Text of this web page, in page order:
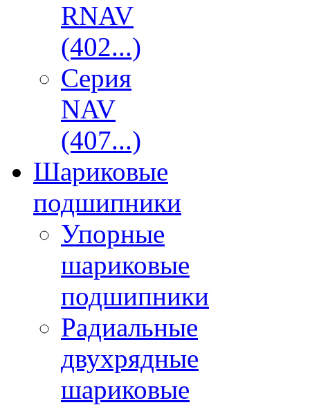
RNAV
(402...)
Серия
NAV
(407...)
Шариковые
подшипники
Упорные
шариковые
подшипники
Радиальные
двухрядные
шариковые